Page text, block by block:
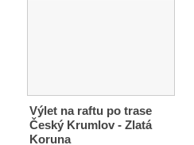
Výlet na raftu po trase
Český Krumlov - Zlatá
Koruna